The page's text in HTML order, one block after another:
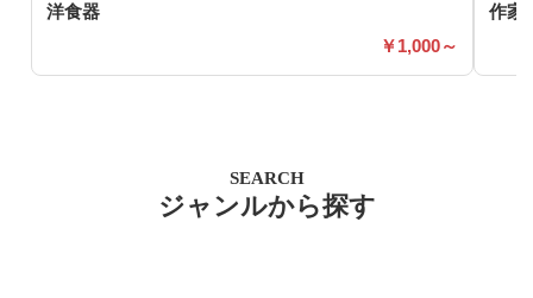
洋食器
1,000～
作家
SEARCH
ジャンルから探す